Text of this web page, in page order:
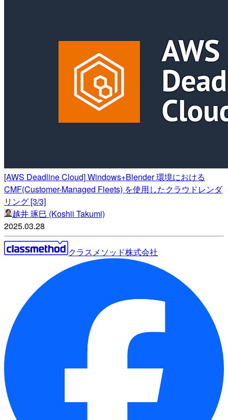
[AWS Deadline Cloud] Windows+Blender 環境における
CMF(Customer-Managed Fleets) を使用したクラウドレンダ
リング [3/3]
越井 琢巳 (Koshii Takumi)
2025.03.28
クラスメソッド株式会社